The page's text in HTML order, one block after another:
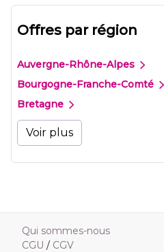
Offres par région
Auvergne-Rhône-Alpes
Bourgogne-Franche-Comté
Bretagne
Voir plus
Qui sommes-nous
CGU / CGV